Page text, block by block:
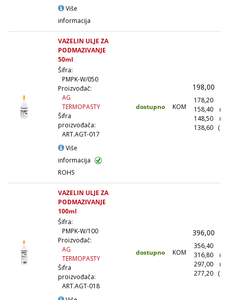
Više
informacija
VAZELIN ULJE ZA
PODMAZIVANJE
50ml
Šifra:
PMPK-W/050
Proizvođač:
AG
TERMOPASTY
Šifra
proizvođača:
ART.AGT-017
Više
informacija
ROHS
dostupno KOM
198,00
178,20
158,40
148,50
138,60
VAZELIN ULJE ZA
PODMAZIVANJE
100ml
Šifra:
PMPK-W/100
Proizvođač:
AG
TERMOPASTY
Šifra
proizvođača:
ART.AGT-018
dostupno KOM
396,00
356,40
316,80
297,00
277,20